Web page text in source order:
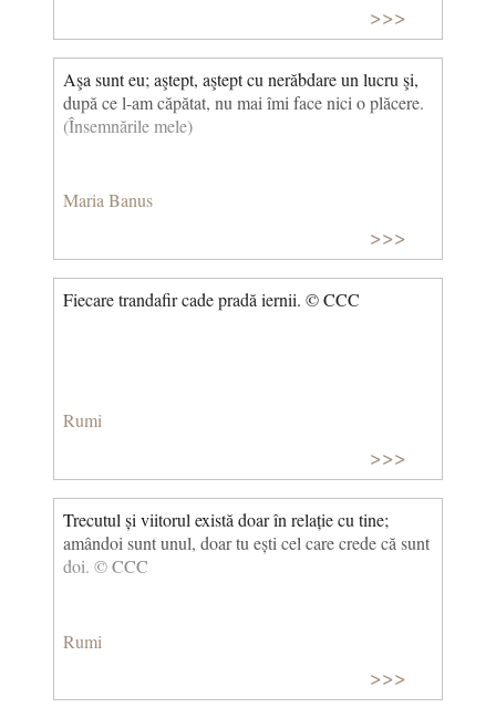
>>>
Aşa sunt eu; aştept, aştept cu nerăbdare un lucru şi,
după ce l-am căpătat, nu mai îmi face nici o plăcere.
(Însemnările mele)
Maria Banus
>>>
Fiecare trandafir cade pradă iernii. © CCC
Rumi
>>>
Trecutul și viitorul există doar în relație cu tine;
amândoi sunt unul, doar tu ești cel care crede că sunt
doi. © CCC
Rumi
>>>